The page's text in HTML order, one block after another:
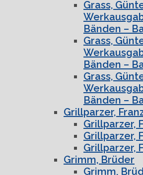
Grass,
Bänden –
Grass,
Bänden –
Grass,
Bänden –
Grillparzer,
Grillparzer,
Grillparzer,
Grillparzer,
Grimm, Brüder
Grimm,